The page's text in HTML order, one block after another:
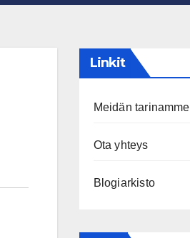
Linkit
Meidän tarinamme
Ota yhteys
Blogiarkisto